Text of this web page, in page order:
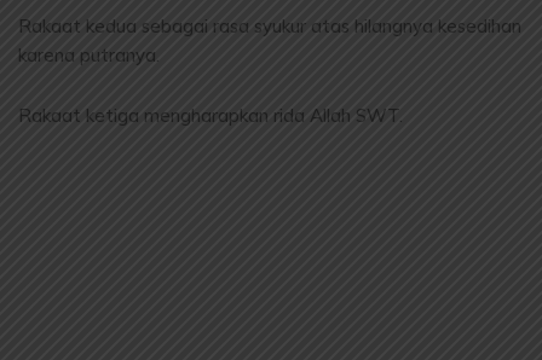
Rakaat kedua sebagai rasa syukur atas hilangnya kesedihan
karena putranya.
Rakaat ketiga mengharapkan rida Allah SWT.